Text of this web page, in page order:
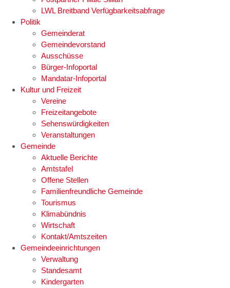
LWL Breitband Verfügbarkeitsabfrage
Politik
Gemeinderat
Gemeindevorstand
Ausschüsse
Bürger-Infoportal
Mandatar-Infoportal
Kultur und Freizeit
Vereine
Freizeitangebote
Sehenswürdigkeiten
Veranstaltungen
Gemeinde
Aktuelle Berichte
Amtstafel
Offene Stellen
Familienfreundliche Gemeinde
Tourismus
Klimabündnis
Wirtschaft
Kontakt/Amtszeiten
Gemeindeeinrichtungen
Verwaltung
Standesamt
Kindergarten